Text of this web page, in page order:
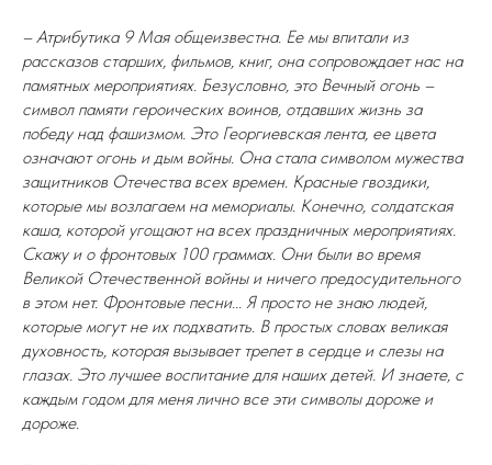
– Атрибутика 9 Мая общеизвестна. Ее мы впитали из
рассказов старших, фильмов, книг, она сопровождает нас на
памятных мероприятиях. Безусловно, это Вечный огонь –
символ памяти героических воинов, отдавших жизнь за
победу над фашизмом. Это Георгиевская лента, ее цвета
означают огонь и дым войны. Она стала символом мужества
защитников Отечества всех времен. Красные гвоздики,
которые мы возлагаем на мемориалы. Конечно, солдатская
каша, которой угощают на всех праздничных мероприятиях.
Скажу и о фронтовых 100 граммах. Они были во время
Великой Отечественной войны и ничего предосудительного
в этом нет. Фронтовые песни... Я просто не знаю людей,
которые могут не их подхватить. В простых словах великая
духовность, которая вызывает трепет в сердце и слезы на
глазах. Это лучшее воспитание для наших детей. И знаете, с
каждым годом для меня лично все эти символы дороже и
дороже.